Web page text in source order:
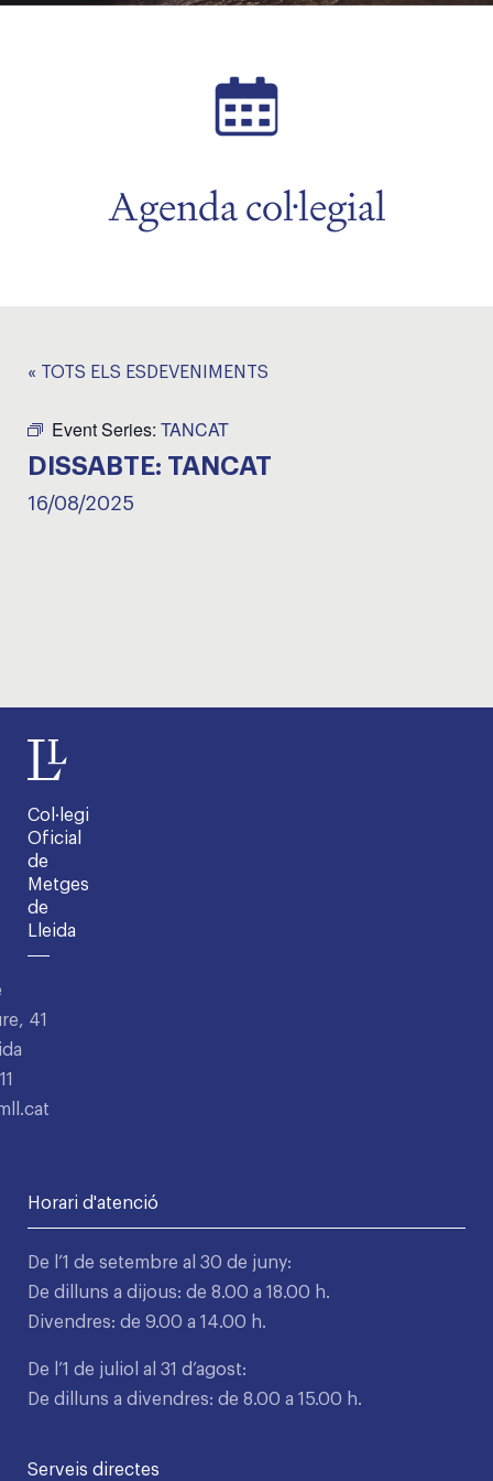
Agenda col·legial
« TOTS ELS ESDEVENIMENTS
Event Series: TANCAT
DISSABTE: TANCAT
16/08/2025
Col·legi
Oficial
de
Metges
de
Lleida
41
Horari d'atenció
De l’1 de setembre al 30 de juny:
De dilluns a dijous: de 8.00 a 18.00 h.
Divendres: de 9.00 a 14.00 h.
De l’1 de juliol al 31 d’agost:
De dilluns a divendres: de 8.00 a 15.00 h.
Serveis directes